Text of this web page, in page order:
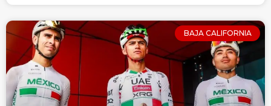
BAJA CALIFORNIA